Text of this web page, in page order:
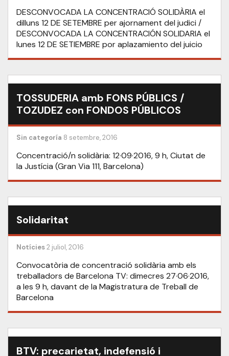
DESCONVOCADA LA CONCENTRACIÓ SOLIDÀRIA el
dilluns 12 DE SETEMBRE per ajornament del judici /
DESCONVOCADA LA CONCENTRACIÓN SOLIDARIA el
lunes 12 DE SETIEMBRE por aplazamiento del juicio
TOSSUDERIA amb FONS PÚBLICS /
TOZUDEZ con FONDOS PÚBLICOS
Sin categoría 8 setembre, 2016
Concentració/n solidària: 12·09·2016, 9 h, Ciutat de
la Justícia (Gran Via 111, Barcelona)
Solidaritat
Notícies2 juliol, 2016
Convocatòria de concentració solidària amb els
treballadors de Barcelona TV: dimecres 27·06·2016,
a les 9 h, davant de la Magistratura de Treball de
Barcelona
BTV: precarietat, indefensió i